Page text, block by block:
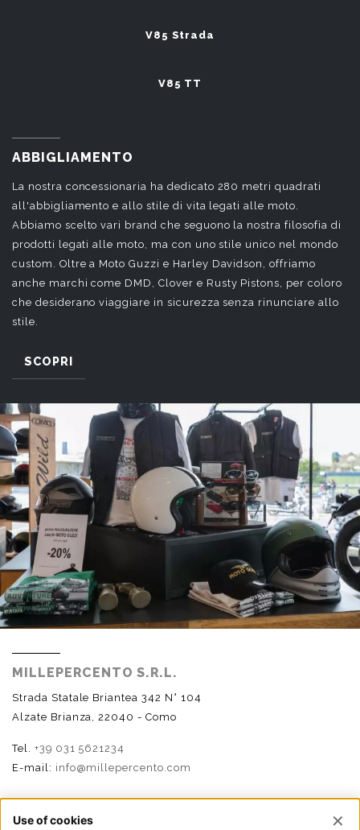
V85 Strada
V85 TT
ABBIGLIAMENTO
La nostra concessionaria ha dedicato 280 metri quadrati
all'abbigliamento e allo stile di vita legati alle moto.
Abbiamo scelto vari brand che seguono la nostra filosofia di
prodotti legati alle moto, ma con uno stile unico nel mondo
custom. Oltre a Moto Guzzi e Harley Davidson, offriamo
anche marchi come DMD, Clover e Rusty Pistons, per coloro
che desiderano viaggiare in sicurezza senza rinunciare allo
stile.
SCOPRI
MILLEPERCENTO S.R.L.
Strada Statale Briantea 342 N° 104
Alzate Brianza, 22040 - Como
Tel. +39 031 5621234
E-mail: info@millepercento.com
SEGUICI